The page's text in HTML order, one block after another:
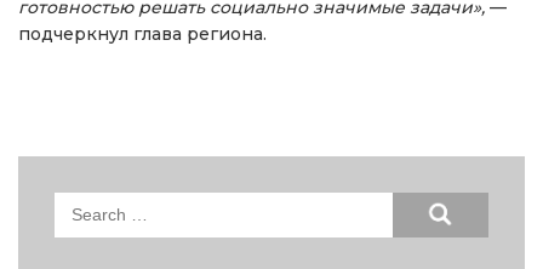
готовностью решать социально значимые задачи», —
подчеркнул глава региона.
Search